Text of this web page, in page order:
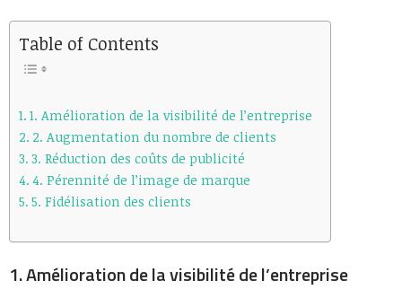
Table of Contents
1. Amélioration de la visibilité de l’entreprise
2. Augmentation du nombre de clients
3. Réduction des coûts de publicité
4. Pérennité de l’image de marque
5. Fidélisation des clients
1. Amélioration de la visibilité de l’entreprise